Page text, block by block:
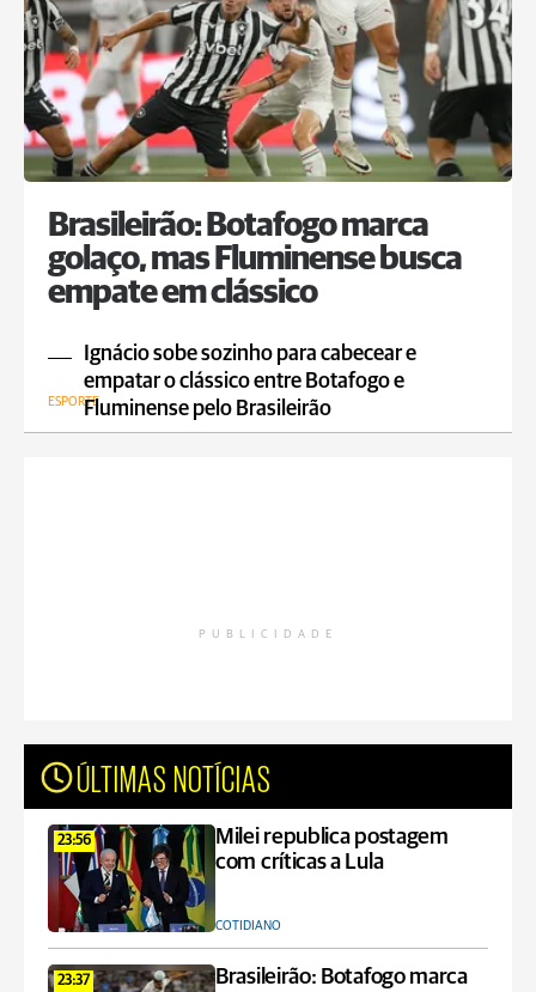
Brasileirão: Botafogo marca
golaço, mas Fluminense busca
empate em clássico
Ignácio sobe sozinho para cabecear e
empatar o clássico entre Botafogo e
Fluminense pelo Brasileirão
ESPORTE
PUBLICIDADE
ÚLTIMAS NOTÍCIAS
23:56
Milei republica postagem
com críticas a Lula
COTIDIANO
23:37
Brasileirão: Botafogo marca